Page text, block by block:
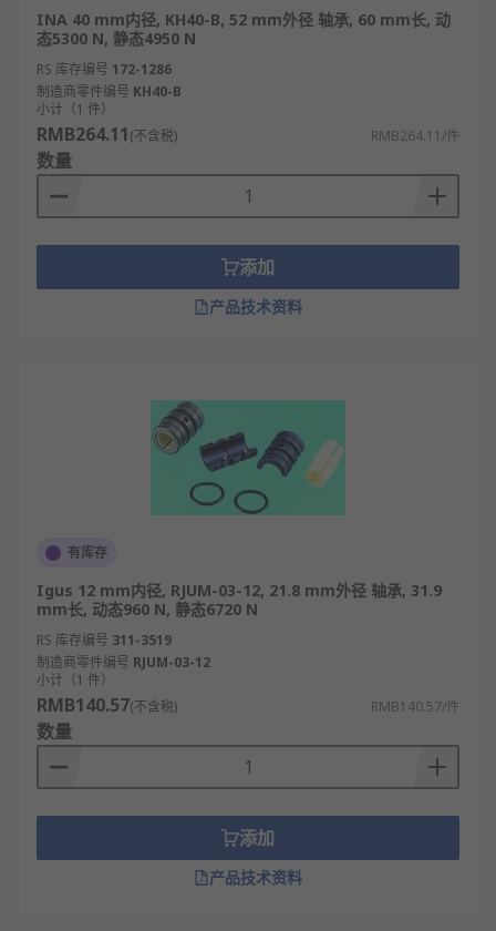
INA 40 mm内径, KH40-B, 52 mm外径 轴承, 60 mm长, 动
态5300 N, 静态4950 N
RS 库存编号 172-1286
制造商零件编号 KH40-B
小计（1 件）
RMB264.11(不含税) RMB264.11/件
数量
添加
产品技术资料
有库存
Igus 12 mm内径, RJUM-03-12, 21.8 mm外径 轴承, 31.9
mm长, 动态960 N, 静态6720 N
RS 库存编号 311-3519
制造商零件编号 RJUM-03-12
小计（1 件）
RMB140.57(不含税) RMB140.57/件
数量
添加
产品技术资料